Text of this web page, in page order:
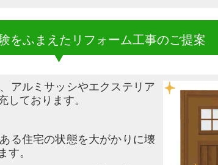
をふまえたリフォーム工事のご提案
アルミサッシやエクステリア
しております。
る住宅の状態を大がかりに壊
す。